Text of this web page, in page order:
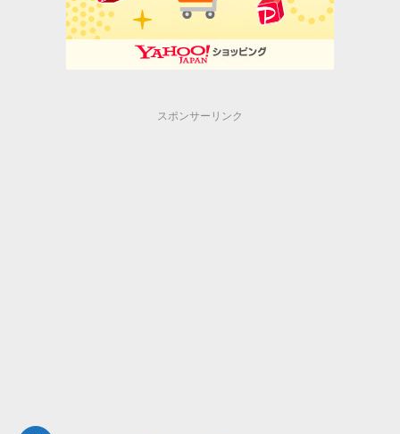
スポンサーリンク